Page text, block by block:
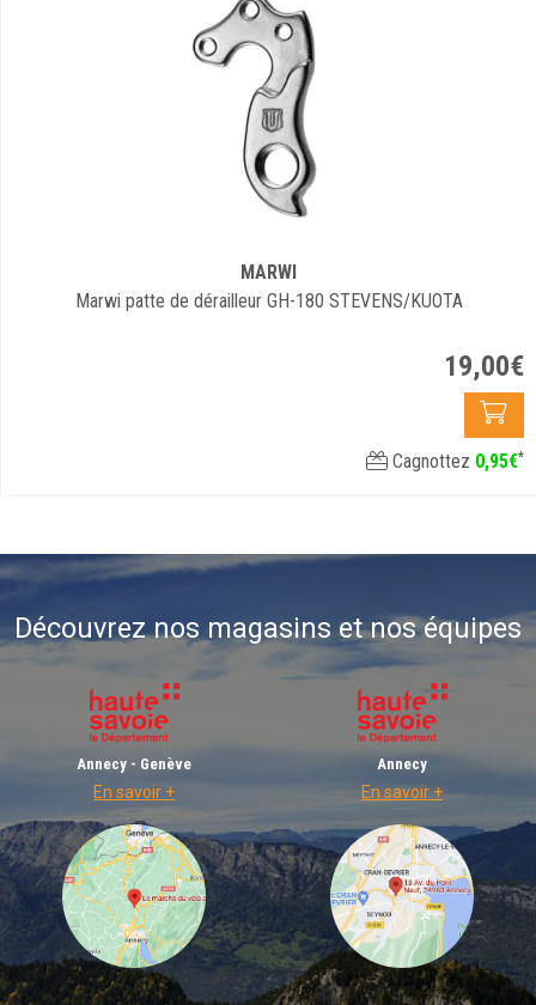
MARWI
Marwi patte de dérailleur GH-180 STEVENS/KUOTA
19,00€
Cagnottez 0,95€*
Découvrez nos magasins et nos équipes
Annecy - Genève
En savoir +
Annecy
En savoir +